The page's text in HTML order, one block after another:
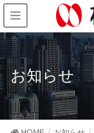
お知らせ